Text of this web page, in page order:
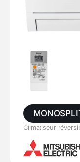
Climatiseur